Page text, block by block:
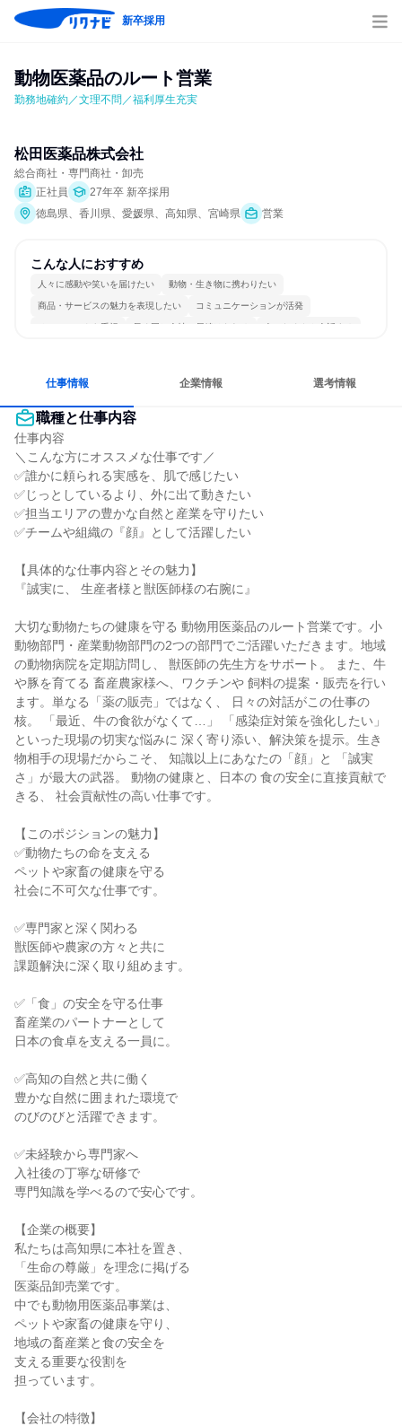
新卒採用
動物医薬品のルート営業
勤務地確約／文理不問／福利厚生充実
松田医薬品株式会社
総合商社・専門商社・卸売
正社員
27年卒 新卒採用
徳島県、香川県、愛媛県、高知県、宮崎県
営業
こんな人におすすめ
人々に感動や笑いを届けたい 動物・生き物に携わりたい
商品・サービスの魅力を表現したい コミュニケーションが活発
チームワークを重視 長く同じ会社に居続けられる 人とたくさん会話する
仕事情報 企業情報 選考情報
職種と仕事内容
仕事内容
＼こんな方にオススメな仕事です／
✅誰かに頼られる実感を、肌で感じたい
✅じっとしているより、外に出て動きたい
✅担当エリアの豊かな自然と産業を守りたい
✅チームや組織の『顔』として活躍したい
【具体的な仕事内容とその魅力】
『誠実に、 生産者様と獣医師様の右腕に』
大切な動物たちの健康を守る 動物用医薬品のルート営業です。小
動物部門・産業動物部門の2つの部門でご活躍いただきます。地域
の動物病院を定期訪問し、 獣医師の先生方をサポート。 また、牛
や豚を育てる 畜産農家様へ、ワクチンや 飼料の提案・販売を行い
ます。単なる「薬の販売」ではなく、 日々の対話がこの仕事の
核。 「最近、牛の食欲がなくて…」 「感染症対策を強化したい」
といった現場の切実な悩みに 深く寄り添い、解決策を提示。生き
物相手の現場だからこそ、 知識以上にあなたの「顔」と 「誠実
さ」が最大の武器。 動物の健康と、日本の 食の安全に直接貢献で
きる、 社会貢献性の高い仕事です。
【このポジションの魅力】
✅動物たちの命を支える
ペットや家畜の健康を守る
社会に不可欠な仕事です。
✅専門家と深く関わる
獣医師や農家の方々と共に
課題解決に深く取り組めます。
✅「食」の安全を守る仕事
畜産業のパートナーとして
日本の食卓を支える一員に。
✅高知の自然と共に働く
豊かな自然に囲まれた環境で
のびのびと活躍できます。
✅未経験から専門家へ
入社後の丁寧な研修で
専門知識を学べるので安心です。
【企業の概要】
私たちは高知県に本社を置き、
「生命の尊厳」を理念に掲げる
医薬品卸売業です。
中でも動物用医薬品事業は、
ペットや家畜の健康を守り、
地域の畜産業と食の安全を
支える重要な役割を
担っています。
【会社の特徴】